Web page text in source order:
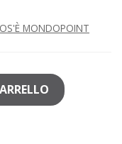
MONDOPOINT